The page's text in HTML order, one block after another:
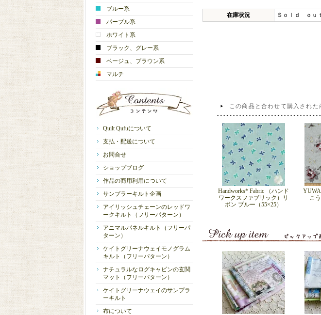
ブルー系
パープル系
ホワイト系
ブラック、グレー系
ベージュ、ブラウン系
マルチ
Quilt Qufuについて
支払・配送について
お問合せ
ショップブログ
作品の商用利用について
サンプラーキルト企画
アイリッシュチェーンのレッドワ
ークキルト（フリーパターン）
アニマルパネルキルト（フリーパ
ターン）
ケイトグリーナウェイモノグラム
キルト（フリーパターン）
ナチュラルなログキャビンの玄関
マット（フリーパターン）
ケイトグリーナウェイのサンプラ
ーキルト
布について
在庫状況 Ｓｏｌｄ ｏｕｔ
この商品と合わせて購入された
Handworks* Fabric （ハンド
ワークスファブリック）リ
ボン ブルー（55×25）
YUWA
こ